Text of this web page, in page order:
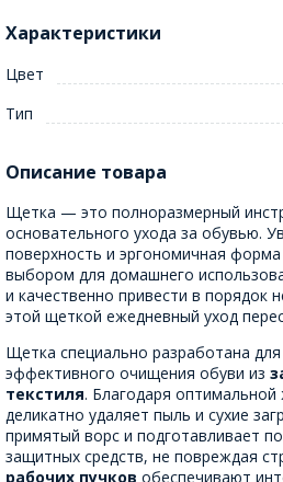
Характеристики
Цвет
Тип
Описание товара
Щетка — это полноразмерный
основательного ухода за обувью.
поверхность и эргономичная
выбором для домашнего
и качественно привести в порядок
этой щеткой ежедневный уход
Щетка специально разработана
эффективного очищения обуви из
текстиля. Благодаря
деликатно удаляет пыль и сухие
примятый ворс и подготавливает
защитных средств, не повреждая
рабочих пучков обеспечивают